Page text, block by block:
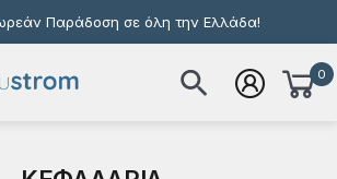
Παράδοση σε όλη την Ελλάδα!
0